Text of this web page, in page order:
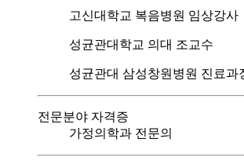
고신대학교 복음병원 임상강사
성균관대학교 의대 조교수
성균관대 삼성창원병원 진료과
전문분야 자격증
가정의학과 전문의